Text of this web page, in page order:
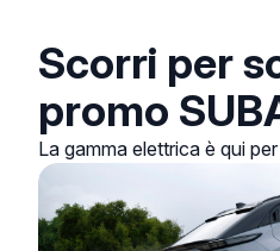
Scorri per
promo
La gamma elettrica è qui